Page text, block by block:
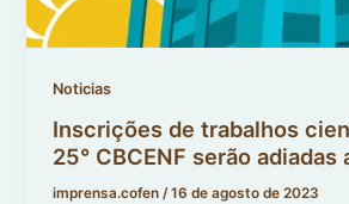
Noticias
Inscrições de trabalhos
25° CBCENF serão adiadas
imprensa.cofen/16 de agosto de 2023